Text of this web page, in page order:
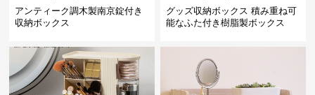
アンティーク調木製南京錠付き
収納ボックス
グッズ収納ボックス 積み重ね可
能なふた付き樹脂製ボックス